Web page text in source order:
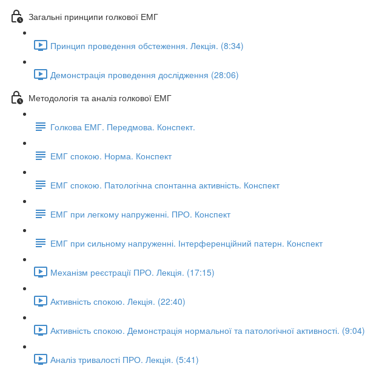
Загальні принципи голкової ЕМГ
Принцип проведення обстеження. Лекція. (8:34)
Демонстрація проведення дослідження (28:06)
Методологія та аналіз голкової ЕМГ
Голкова ЕМГ. Передмова. Конспект.
ЕМГ спокою. Норма. Конспект
ЕМГ спокою. Патологічна спонтанна активність. Конспект
ЕМГ при легкому напруженні. ПРО. Конспект
ЕМГ при сильному напруженні. Інтерференційний патерн. Конспект
Механізм реєстрації ПРО. Лекція. (17:15)
Активність спокою. Лекція. (22:40)
Активність спокою. Демонстрація нормальної та патологічної активності. (9:04)
Аналіз тривалості ПРО. Лекція. (5:41)